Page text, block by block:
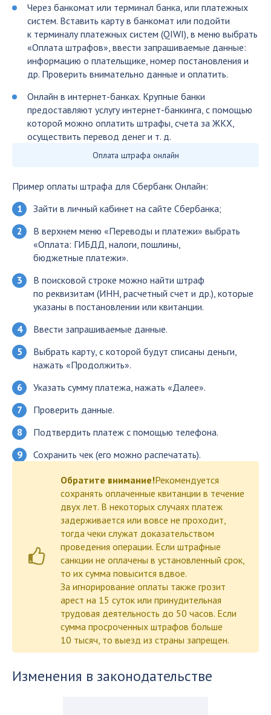
Через банкомат или терминал банка, или платежных
систем. Вставить карту в банкомат или подойти
к терминалу платежных систем (QIWI), в меню выбрать
«Оплата штрафов», ввести запрашиваемые данные:
информацию о плательщике, номер постановления и
др. Проверить внимательно данные и оплатить.
Онлайн в интернет-банках. Крупные банки
предоставляют услугу интернет-банкинга, с помощью
которой можно оплатить штрафы, счета за ЖКХ,
осуществить перевод денег и т. д.
Оплата штрафа онлайн
Пример оплаты штрафа для Сбербанк Онлайн:
Зайти в личный кабинет на сайте Сбербанка;
В верхнем меню «Переводы и платежи» выбрать
«Оплата: ГИБДД, налоги, пошлины,
бюджетные платежи».
В поисковой строке можно найти штраф
по реквизитам (ИНН, расчетный счет и др.), которые
указаны в постановлении или квитанции.
Ввести запрашиваемые данные.
Выбрать карту, с которой будут списаны деньги,
нажать «Продолжить».
Указать сумму платежа, нажать «Далее».
Проверить данные.
Подтвердить платеж с помощью телефона.
Сохранить чек (его можно распечатать).
Обратите внимание!Рекомендуется
сохранять оплаченные квитанции в течение
двух лет. В некоторых случаях платеж
задерживается или вовсе не проходит,
тогда чеки служат доказательством
проведения операции. Если штрафные
санкции не оплачены в установленный срок,
то их сумма повысится вдвое.
За игнорирование оплаты также грозит
арест на 15 суток или принудительная
трудовая деятельность до 50 часов. Если
сумма просроченных штрафов больше
10 тысяч, то выезд из страны запрещен.
Изменения в законодательстве